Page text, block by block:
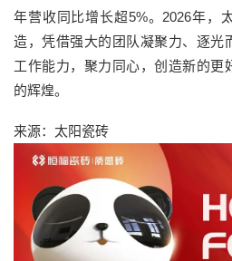
年营收同比增长超5%。2026年，
造，凭借强大的团队凝聚力、逐光
工作能力，聚力同心，创造新的更
的辉煌。
来源：太阳瓷砖